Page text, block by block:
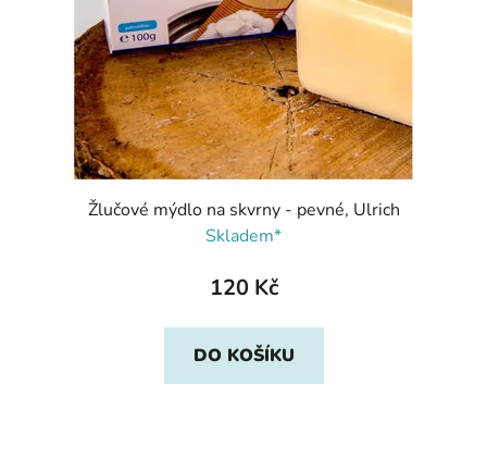
Žlučové mýdlo na skvrny - pevné, Ulrich
Skladem*
120 Kč
DO KOŠÍKU